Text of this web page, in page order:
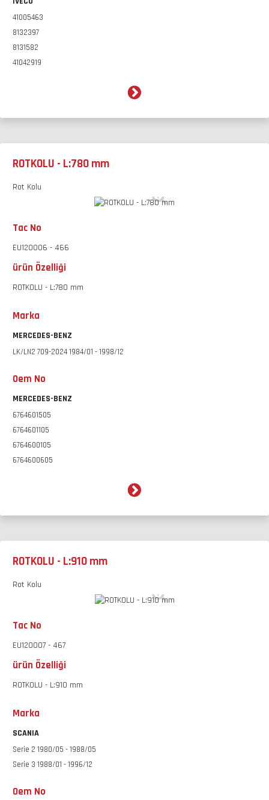
41005463
8132397
8131582
41042919
ROTKOLU - L:780 mm
Rot Kolu
Tac No
EU120006 - 466
ürün Özelliği
ROTKOLU - L:780 mm
Marka
MERCEDES-BENZ
LK/LN2 709-2024 1984/01 - 1998/12
Oem No
MERCEDES-BENZ
6764601505
6764601105
6764600105
6764600605
ROTKOLU - L:910 mm
Rot Kolu
Tac No
EU120007 - 467
ürün Özelliği
ROTKOLU - L:910 mm
Marka
SCANIA
Serie 2 1980/05 - 1988/05
Serie 3 1988/01 - 1996/12
Oem No